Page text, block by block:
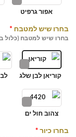
אפור גרפיט
בחרו שיש למטבח *
בחרו שיש למטבח (כלול
קוריאן לבן שלג
צהוב חול ים
בחרו כיור *